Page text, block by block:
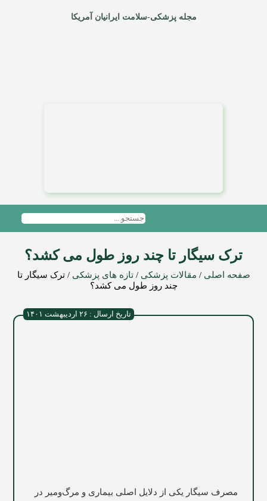
مجله پزشکی-سلامت ایرانیان آمریکا
ترک سیگار تا چند روز طول می کشد؟
صفحه اصلی / مقالات پزشکی /تازه های پزشکی /ترک سیگار تا
چند روز طول می کشد؟
تاریخ ارسال : ۲۶ اردیبهشت ۱۴۰۱
مصرف سیگار یکی از دلایل اصلی بیماری و مرگ‌ومیر در